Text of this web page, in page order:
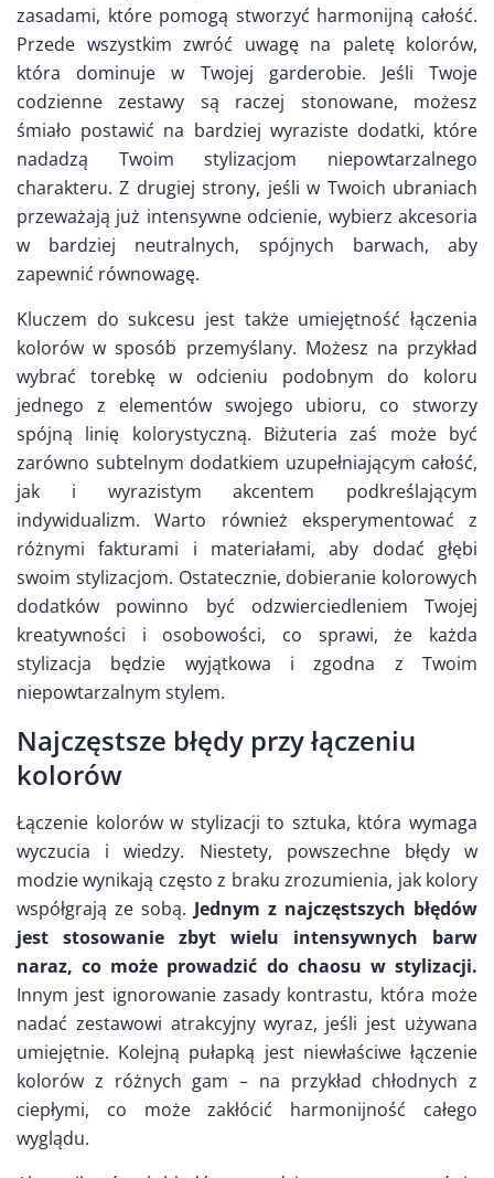
zasadami, które pomogą stworzyć harmonijną całość.
Przede wszystkim zwróć uwagę na paletę kolorów,
która dominuje w Twojej garderobie. Jeśli Twoje
codzienne zestawy są raczej stonowane, możesz
śmiało postawić na bardziej wyraziste dodatki, które
nadadzą Twoim stylizacjom niepowtarzalnego
charakteru. Z drugiej strony, jeśli w Twoich ubraniach
przeważają już intensywne odcienie, wybierz akcesoria
w bardziej neutralnych, spójnych barwach, aby
zapewnić równowagę.
Kluczem do sukcesu jest także umiejętność łączenia
kolorów w sposób przemyślany. Możesz na przykład
wybrać torebkę w odcieniu podobnym do koloru
jednego z elementów swojego ubioru, co stworzy
spójną linię kolorystyczną. Biżuteria zaś może być
zarówno subtelnym dodatkiem uzupełniającym całość,
jak i wyrazistym akcentem podkreślającym
indywidualizm. Warto również eksperymentować z
różnymi fakturami i materiałami, aby dodać głębi
swoim stylizacjom. Ostatecznie, dobieranie kolorowych
dodatków powinno być odzwierciedleniem Twojej
kreatywności i osobowości, co sprawi, że każda
stylizacja będzie wyjątkowa i zgodna z Twoim
niepowtarzalnym stylem.
Najczęstsze błędy przy łączeniu
kolorów
Łączenie kolorów w stylizacji to sztuka, która wymaga
wyczucia i wiedzy. Niestety, powszechne błędy w
modzie wynikają często z braku zrozumienia, jak kolory
współgrają ze sobą. Jednym z najczęstszych błędów
jest stosowanie zbyt wielu intensywnych barw
naraz, co może prowadzić do chaosu w stylizacji.
Innym jest ignorowanie zasady kontrastu, która może
nadać zestawowi atrakcyjny wyraz, jeśli jest używana
umiejętnie. Kolejną pułapką jest niewłaściwe łączenie
kolorów z różnych gam – na przykład chłodnych z
ciepłymi, co może zakłócić harmonijność całego
wyglądu.